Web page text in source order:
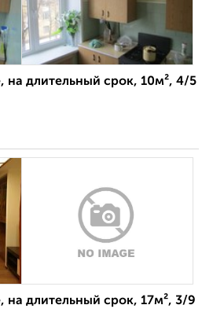
на длительный срок, 10м², 4/5
на длительный срок, 17м², 3/9